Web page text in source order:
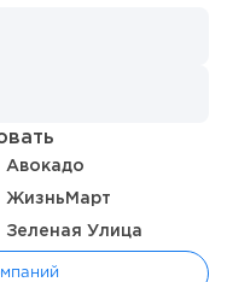
как это влияет на
Авокадо
ЖизньМарт
Зеленая Улица